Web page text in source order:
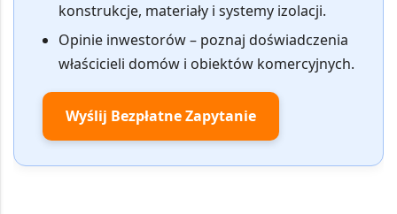
konstrukcje, materiały i systemy izolacji.
Opinie inwestorów– poznaj doświadczenia
właścicieli domów i obiektów komercyjnych.
Wyślij Bezpłatne Zapytanie